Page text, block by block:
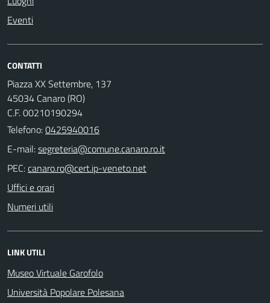
Eventi
CONTATTI
Piazza XX Settembre, 137
45034 Canaro (RO)
C.F. 00210190294
Telefono:0425940016
E-mail:
PEC:
Uffici e orari
Numeri utili
LINK UTILI
Museo Virtuale Garofolo
Università Popolare Polesana